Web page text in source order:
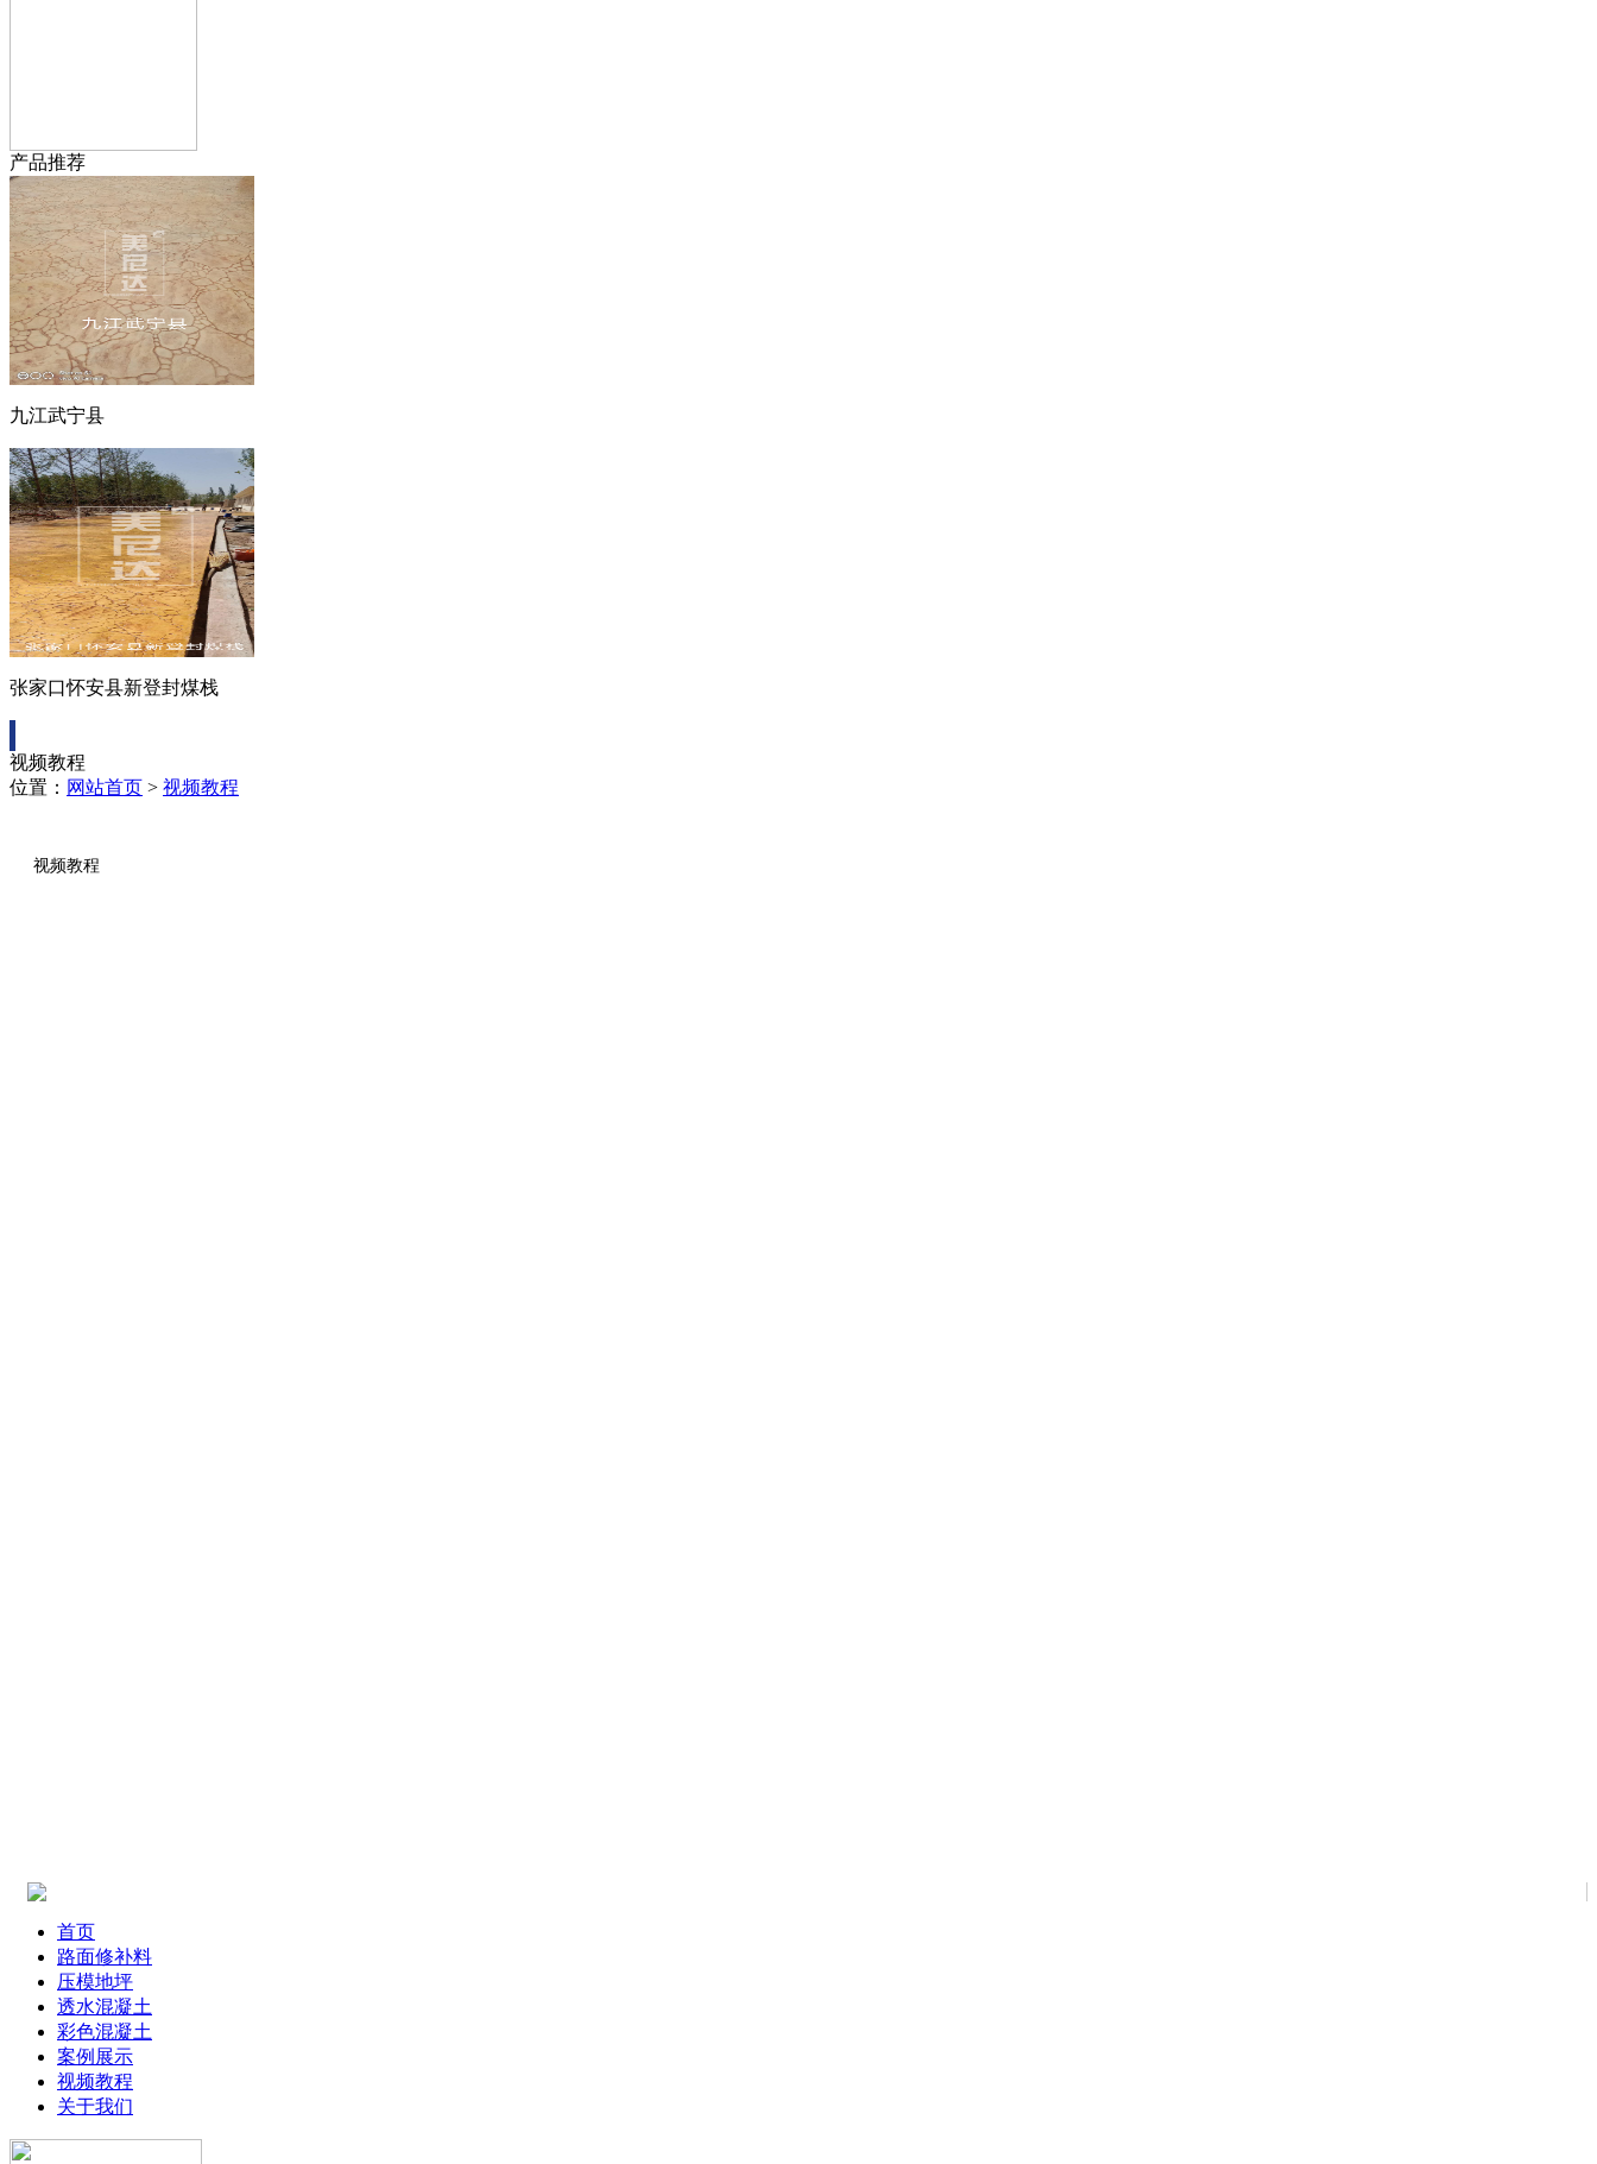
产品推荐
九江武宁县
张家口怀安县新登封煤栈
视频教程
位置： 网站首页 > 视频教程
视频教程
首页
路面修补料
压模地坪
透水混凝土
彩色混凝土
案例展示
视频教程
关于我们